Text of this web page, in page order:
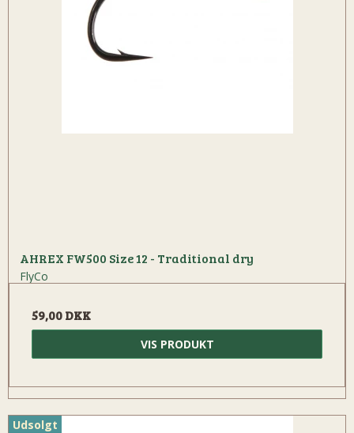
AHREX FW500 Size 12 - Traditional dry
FlyCo
59,00 DKK
VIS PRODUKT
Udsolgt